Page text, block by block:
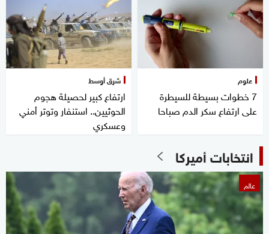
علوم
7 خطوات بسيطة للسيطرة
على ارتفاع سكر الدم صباحا
شرق أوسط
ارتفاع كبير لحصيلة هجوم
الحوثيين.. استنفار وتوتر أمني
وعسكري
انتخابات أميركا
عالم